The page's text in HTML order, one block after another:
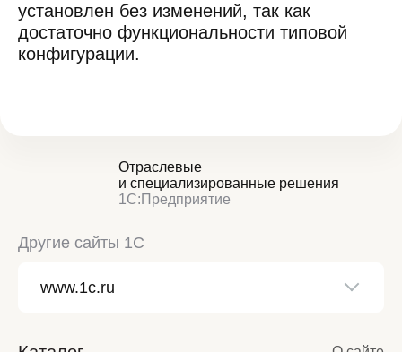
установлен без изменений, так как
достаточно функциональности типовой
конфигурации.
Отраслевые
и специализированные решения
1С:Предприятие
Другие сайты 1С